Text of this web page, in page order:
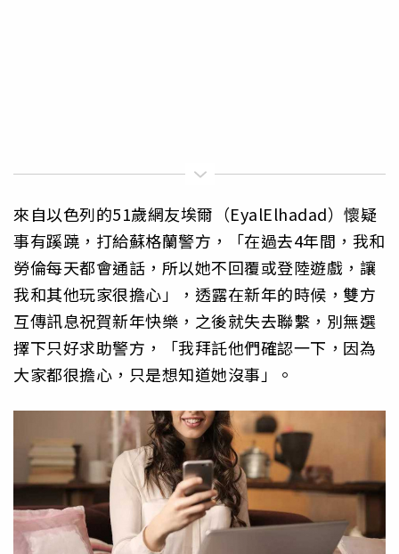
來自以色列的51歲網友埃爾（EyalElhadad）懷疑
事有蹊蹺，打給蘇格蘭警方，「在過去4年間，我和
勞倫每天都會通話，所以她不回覆或登陸遊戲，讓
我和其他玩家很擔心」，透露在新年的時候，雙方
互傳訊息祝賀新年快樂，之後就失去聯繫，別無選
擇下只好求助警方，「我拜託他們確認一下，因為
大家都很擔心，只是想知道她沒事」。